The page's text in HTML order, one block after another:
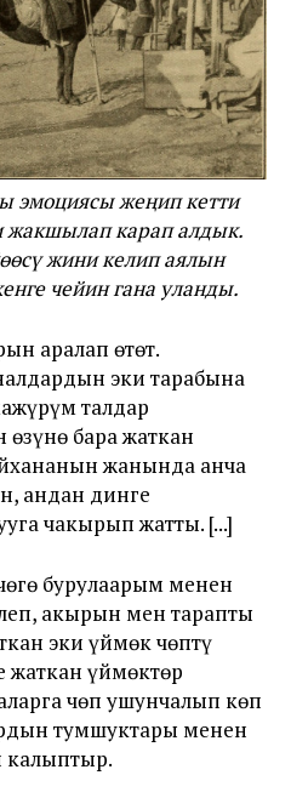
жеңип кетти
жакшылап карап алдык.
жини келип аялын
чейин гана уланды.
аралап өтөт.
эки тарабына
талдар
бара жаткан
жанында анча
андан динге
чакырып жатты. [...]
бурулаарым менен
акырын мен тарапты
эки үймөк чөптү
үймөктөр
чөп ушунчалып көп
тумшуктары менен
калыптыр.